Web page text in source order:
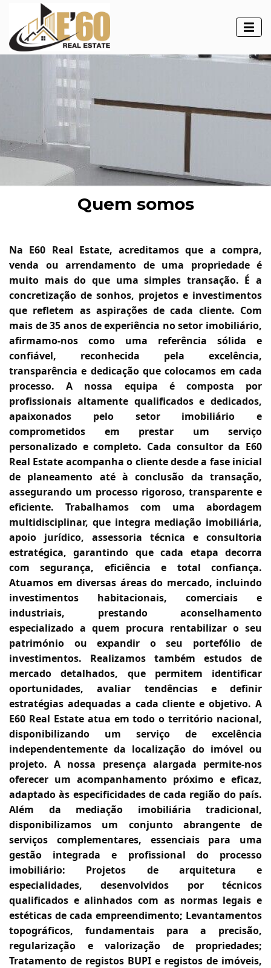
Quem somos
Na E60 Real Estate, acreditamos que a compra,
venda ou arrendamento de uma propriedade é
muito mais do que uma simples transação. É a
concretização de sonhos, projetos e investimentos
que refletem as aspirações de cada cliente. Com
mais de 35 anos de experiência no setor imobiliário,
afirmamo-nos como uma referência sólida e
confiável, reconhecida pela excelência,
transparência e dedicação que colocamos em cada
processo. A nossa equipa é composta por
profissionais altamente qualificados e dedicados,
apaixonados pelo setor imobiliário e
comprometidos em prestar um serviço
personalizado e completo. Cada consultor da E60
Real Estate acompanha o cliente desde a fase inicial
de planeamento até à conclusão da transação,
assegurando um processo rigoroso, transparente e
eficiente. Trabalhamos com uma abordagem
multidisciplinar, que integra mediação imobiliária,
apoio jurídico, assessoria técnica e consultoria
estratégica, garantindo que cada etapa decorra
com segurança, eficiência e total confiança.
Atuamos em diversas áreas do mercado, incluindo
investimentos habitacionais, comerciais e
industriais, prestando aconselhamento
especializado a quem procura rentabilizar o seu
património ou expandir o seu portefólio de
investimentos. Realizamos também estudos de
mercado detalhados, que permitem identificar
oportunidades, avaliar tendências e definir
estratégias adequadas a cada cliente e objetivo. A
E60 Real Estate atua em todo o território nacional,
disponibilizando um serviço de excelência
independentemente da localização do imóvel ou
projeto. A nossa presença alargada permite-nos
oferecer um acompanhamento próximo e eficaz,
adaptado às especificidades de cada região do país.
Além da mediação imobiliária tradicional,
disponibilizamos um conjunto abrangente de
serviços complementares, essenciais para uma
gestão integrada e profissional do processo
imobiliário: Projetos de arquitetura e
especialidades, desenvolvidos por técnicos
qualificados e alinhados com as normas legais e
estéticas de cada empreendimento; Levantamentos
topográficos, fundamentais para a precisão,
regularização e valorização de propriedades;
Tratamento de registos BUPI e registos de imóveis,